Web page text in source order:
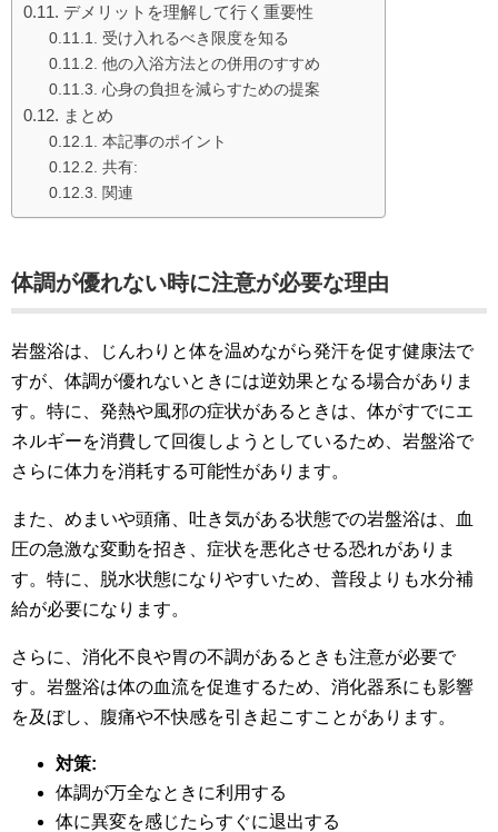
デメリットを理解して行く重要性
受け入れるべき限度を知る
他の入浴方法との併用のすすめ
心身の負担を減らすための提案
まとめ
本記事のポイント
共有:
関連
体調が優れない時に注意が必要な理由
岩盤浴は、じんわりと体を温めながら発汗を促す健康法で
すが、体調が優れないときには逆効果となる場合がありま
す。特に、発熱や風邪の症状があるときは、体がすでにエ
ネルギーを消費して回復しようとしているため、岩盤浴で
さらに体力を消耗する可能性があります。
また、めまいや頭痛、吐き気がある状態での岩盤浴は、血
圧の急激な変動を招き、症状を悪化させる恐れがありま
す。特に、脱水状態になりやすいため、普段よりも水分補
給が必要になります。
さらに、消化不良や胃の不調があるときも注意が必要で
す。岩盤浴は体の血流を促進するため、消化器系にも影響
を及ぼし、腹痛や不快感を引き起こすことがあります。
対策:
体調が万全なときに利用する
体に異変を感じたらすぐに退出する